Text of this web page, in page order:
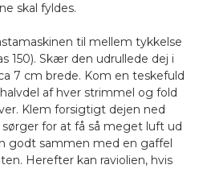
skal fyldes.
til mellem tykkelse
150). Skær den udrullede dej i
7 cm brede. Kom en teskefuld
af hver strimmel og fold
Klem forsigtigt dejen ned
for at få så meget luft ud
godt sammen med en gaffel
Herefter kan raviolien, hvis